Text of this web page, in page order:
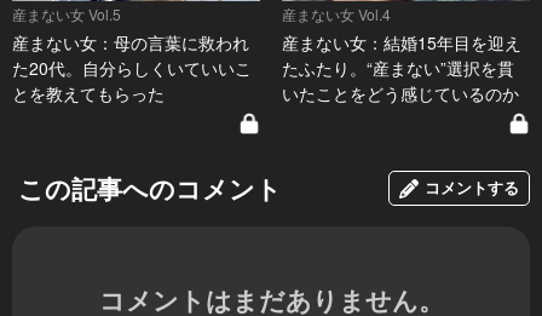
産まない女 Vol.5
産まない女：母の言葉に救われ
た20代。自分らしくいていいこ
とを教えてもらった
産まない女 Vol.4
産まない女：結婚15年目を迎え
たふたり。“産まない”選択を貫
いたことをどう感じているのか
この記事へのコメント コメントする
コメントはまだありません。